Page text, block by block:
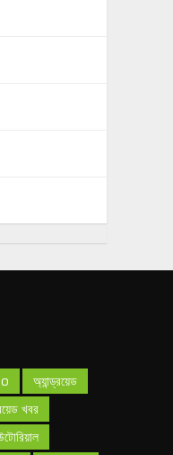
অ্যান্ড্রয়েড
খবর